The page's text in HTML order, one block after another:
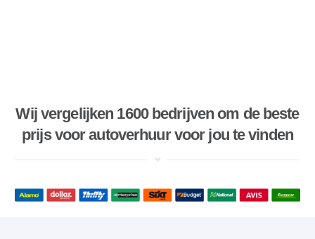
Wij vergelijken 1600 bedrijven om de beste
prijs voor autoverhuur voor jou te vinden